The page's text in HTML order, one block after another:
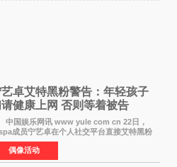
卓艾特黑粉警告：年轻孩子
健康上网 否则等着被告
国娱乐网讯 www yule com cn 22日，
成员宁艺卓在个人社交平台直接艾特黑粉
，正面喊话回应长期以来的恶意攻击，引发
泛关注。 宁艺卓在文中表示，自己早已注
部分网友持续
偶像活动